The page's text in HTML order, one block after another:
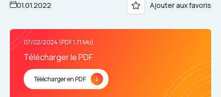
01.01.2022 Ajouter aux favoris
07/02/2024 (PDF 1.71 Mo)
Télécharger le PDF
Télécharger en PDF